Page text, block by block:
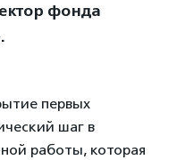
фонда
первых
шаг в
работы, которая